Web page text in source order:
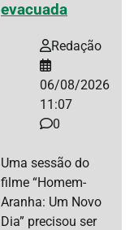
evacuada
Redação
06/08/2026
11:07
0
Uma sessão do
filme “Homem-
Aranha: Um Novo
Dia” precisou ser